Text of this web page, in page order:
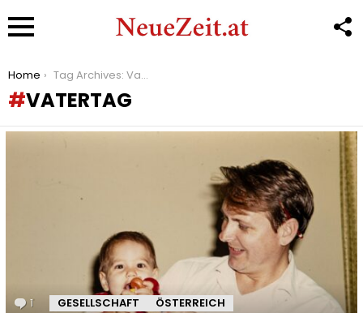
You are here:
Home Tag Archives: Vatertag
VATERTAG
1 Kommentar
GESELLSCHAFT ÖSTERREICH